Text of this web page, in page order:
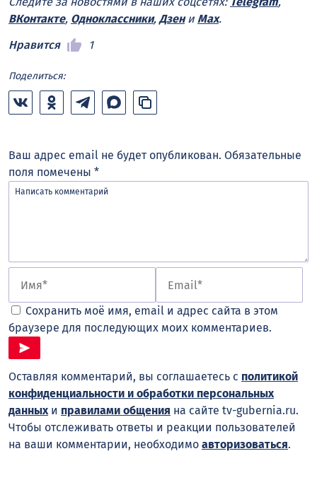
ВКонтакте, Одноклассники, Дзени Max.
Нравится
1
Поделиться:
Ваш адрес email не будет опубликован. Обязательные
поля помечены *
Сохранить моё имя, email и адрес сайта в этом
браузере для последующих моих комментариев.
Оставляя комментарий, вы соглашаетесь с политикой
конфиденциальности и обработки персональных
данныхи правилами общения на сайте tv-gubernia.ru.
Чтобы отслеживать ответы и реакции пользователей
на ваши комментарии, необходимо авторизоваться.